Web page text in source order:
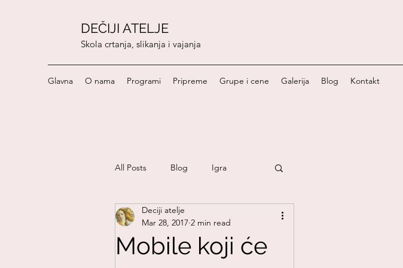
DEČIJI ATELJE
Skola crtanja, slikanja i vajanja
Glavna O nama Programi Pripreme Grupe i cene Galerija Blog Kontakt
All Posts Blog Igra
Craft project
Mobile koji će
Deciji atelje
Mar 28, 2017 2 min read